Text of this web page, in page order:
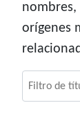
orígenes